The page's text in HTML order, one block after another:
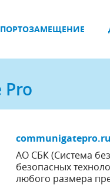
Pro
communigatepro.ru
АО СБК (Система
безопасных
любого размера